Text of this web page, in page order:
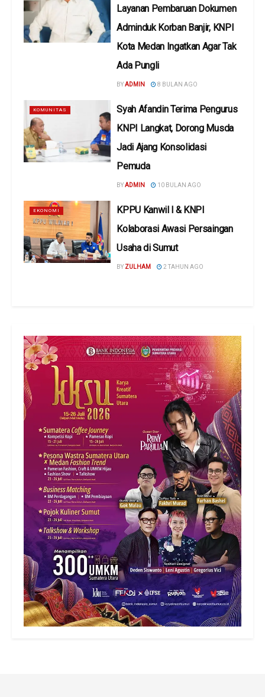
Layanan Pembaruan Dokumen
Adminduk Korban Banjir, KNPI
Kota Medan Ingatkan Agar Tak
Ada Pungli
BYADMIN 8 BULAN AGO
KOMUNITAS
Syah Afandin Terima Pengurus
KNPI Langkat, Dorong Musda
Jadi Ajang Konsolidasi
Pemuda
BYADMIN 10 BULAN AGO
EKONOMI
KPPU Kanwil l & KNPI
Kolaborasi Awasi Persaingan
Usaha di Sumut
BY ZULHAM 2 TAHUN AGO